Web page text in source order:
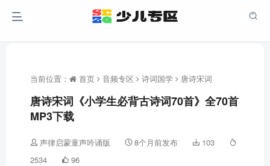
当前位置： 首页 音频专区 诗词国学 唐诗宋词
唐诗宋词《小学生必背古诗词70首》全70首
MP3下载
声律启蒙童声吟诵版 8个月前发布
103
2534
96